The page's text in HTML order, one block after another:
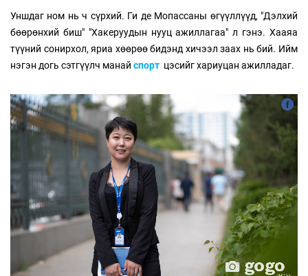
Уншдаг ном нь ч сүрхий. Ги де Мопассаны өгүүллүүд, "Дэлхий
бөөрөнхий биш" "Хакеруудын нууц ажиллагаа" л гэнэ. Хааяа
түүний сонирхол, яриа хөөрөө бидэнд хичээл заах нь бий. Ийм
нэгэн догь сэтгүүлч манай спорт цэсийг хариуцан ажилладаг.